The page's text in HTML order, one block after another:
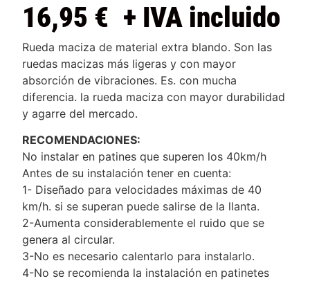
16,95 € + IVA incluido
Rueda maciza de material extra blando. Son las
ruedas macizas más ligeras y con mayor
absorción de vibraciones. Es. con mucha
diferencia. la rueda maciza con mayor durabilidad
y agarre del mercado.
RECOMENDACIONES:
No instalar en patines que superen los 40km/h
Antes de su instalación tener en cuenta:
1- Diseñado para velocidades máximas de 40
km/h. si se superan puede salirse de la llanta.
2-Aumenta considerablemente el ruido que se
genera al circular.
3-No es necesario calentarlo para instalarlo.
4-No se recomienda la instalación en patinetes